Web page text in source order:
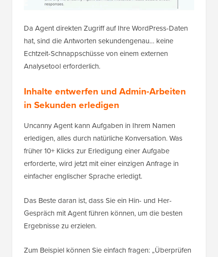
Da Agent direkten Zugriff auf Ihre WordPress-Daten
hat, sind die Antworten sekundengenau… keine
Echtzeit-Schnappschüsse von einem externen
Analysetool erforderlich.
Inhalte entwerfen und Admin-Arbeiten
in Sekunden erledigen
Uncanny Agent kann Aufgaben in Ihrem Namen
erledigen, alles durch natürliche Konversation. Was
früher 10+ Klicks zur Erledigung einer Aufgabe
erforderte, wird jetzt mit einer einzigen Anfrage in
einfacher englischer Sprache erledigt.
Das Beste daran ist, dass Sie ein Hin- und Her-
Gespräch mit Agent führen können, um die besten
Ergebnisse zu erzielen.
Zum Beispiel können Sie einfach fragen: „Überprüfen